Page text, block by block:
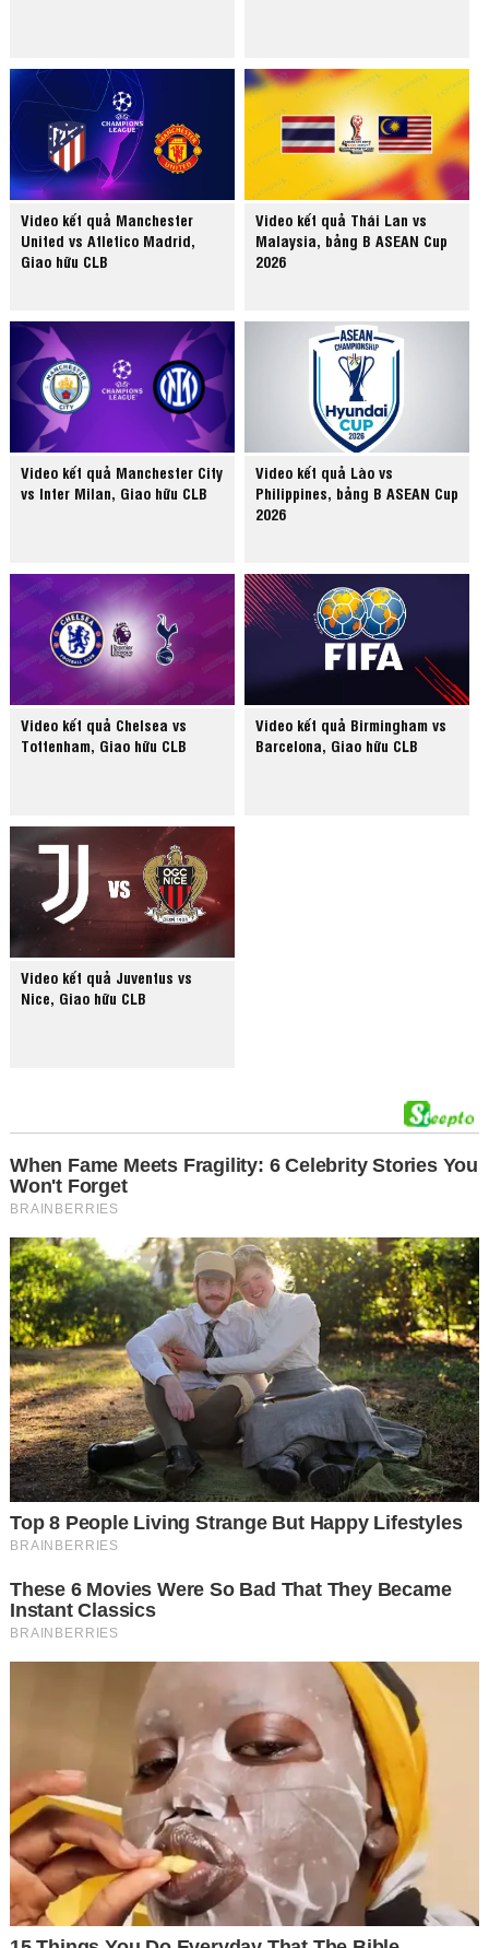
Video kết quả Manchester
United vs Atletico Madrid,
Giao hữu CLB
Video kết quả Thái Lan vs
Malaysia, bảng B ASEAN Cup
2026
Video kết quả Manchester City
vs Inter Milan, Giao hữu CLB
Video kết quả Lào vs
Philippines, bảng B ASEAN Cup
2026
Video kết quả Chelsea vs
Tottenham, Giao hữu CLB
Video kết quả Birmingham vs
Barcelona, Giao hữu CLB
Video kết quả Juventus vs
Nice, Giao hữu CLB